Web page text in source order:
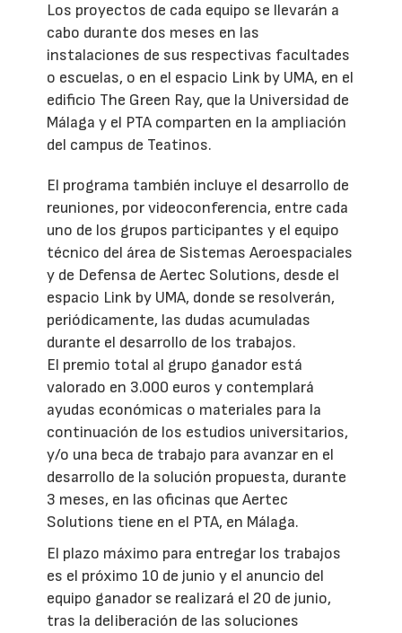
Los proyectos de cada equipo se llevarán a
cabo durante dos meses en las
instalaciones de sus respectivas facultades
o escuelas, o en el espacio Link by UMA, en el
edificio The Green Ray, que la Universidad de
Málaga y el PTA comparten en la ampliación
del campus de Teatinos.
El programa también incluye el desarrollo de
reuniones, por videoconferencia, entre cada
uno de los grupos participantes y el equipo
técnico del área de Sistemas Aeroespaciales
y de Defensa de Aertec Solutions, desde el
espacio Link by UMA, donde se resolverán,
periódicamente, las dudas acumuladas
durante el desarrollo de los trabajos.
El premio total al grupo ganador está
valorado en 3.000 euros y contemplará
ayudas económicas o materiales para la
continuación de los estudios universitarios,
y/o una beca de trabajo para avanzar en el
desarrollo de la solución propuesta, durante
3 meses, en las oficinas que Aertec
Solutions tiene en el PTA, en Málaga.
El plazo máximo para entregar los trabajos
es el próximo 10 de junio y el anuncio del
equipo ganador se realizará el 20 de junio,
tras la deliberación de las soluciones